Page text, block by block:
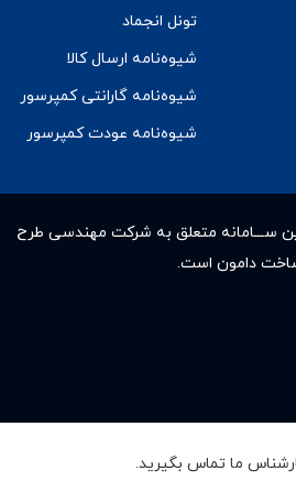
تونل انجماد
شیوه‌نامه ارسال کالا
شیوه‌نامه گارانتی کمپرسور
شیوه‌نامه عودت کمپرسور
ســـامانه متعلق به شرکت مهندسی طرح
دامون است.
ما تماس بگیرید.